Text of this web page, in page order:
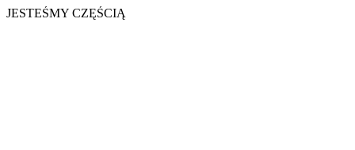
JESTEŚMY CZĘŚCIĄ